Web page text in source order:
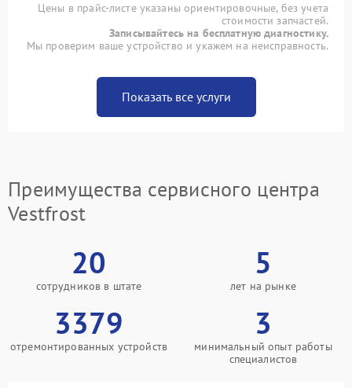
Цены в прайс-листе указаны ориентировочные, без учета
стоимости запчастей.
Записывайтесь на бесплатную диагностику.
Мы проверим ваше устройство и укажем на неисправность.
Показать все услуги
Преимущества сервисного центра
Vestfrost
20
сотрудников в штате
5
лет на рынке
3379
отремонтированных устройств
3
минимальный опыт работы
специалистов